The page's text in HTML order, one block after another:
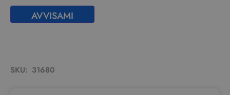
AVVISAMI
SKU: 31680